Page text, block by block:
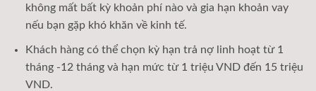
không mất bất kỳ khoản phí nào và gia hạn khoản vay
nếu bạn gặp khó khăn về kinh tế.
Khách hàng có thể chọn kỳ hạn trả nợ linh hoạt từ 1
tháng -12 tháng và hạn mức từ 1 triệu VND đến 15 triệu
VND.